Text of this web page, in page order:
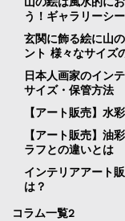
う！ギャラリーシ
玄関に飾る絵に山
ント 様々なサイズ
日本人画家のイン
サイズ・保管方法
【アート販売】水
【アート販売】油
ラフとの違いとは
インテリアアート
は？
コラム一覧2